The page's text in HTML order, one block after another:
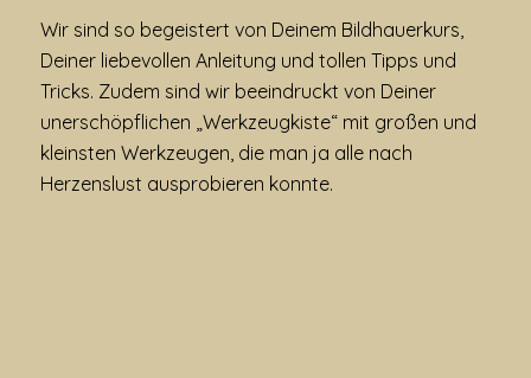
Wir sind so begeistert von Deinem Bildhauerkurs,
Deiner liebevollen Anleitung und tollen Tipps und
Tricks. Zudem sind wir beeindruckt von Deiner
unerschöpflichen „Werkzeugkiste“ mit großen und
kleinsten Werkzeugen, die man ja alle nach
Herzenslust ausprobieren konnte.